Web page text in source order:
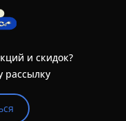
и скидок?